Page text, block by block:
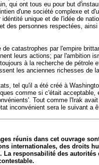
qui ont tous eu pour but
d'une société complexe et
unique et de l'idée de
des personnes respectées,
catastrophes par l'empire
leurs actions; par l'ambition
à la recherche de pétrole
les anciennes richesses de
tel qu'il a été créé à
comme si c'était
Tout comme l'Irak
inconvénient sera le suivant a
réunis dans cet ouvrage
internationales, des droits
La responsabilité des autorités